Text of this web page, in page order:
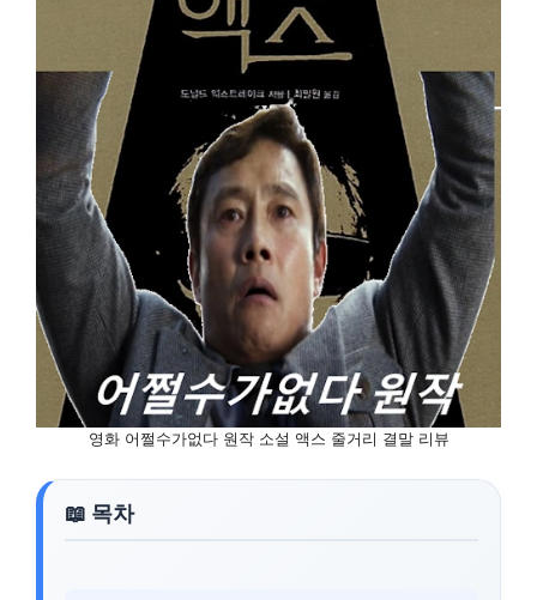
영화 어쩔수가없다 원작 소설 액스 줄거리 결말 리뷰